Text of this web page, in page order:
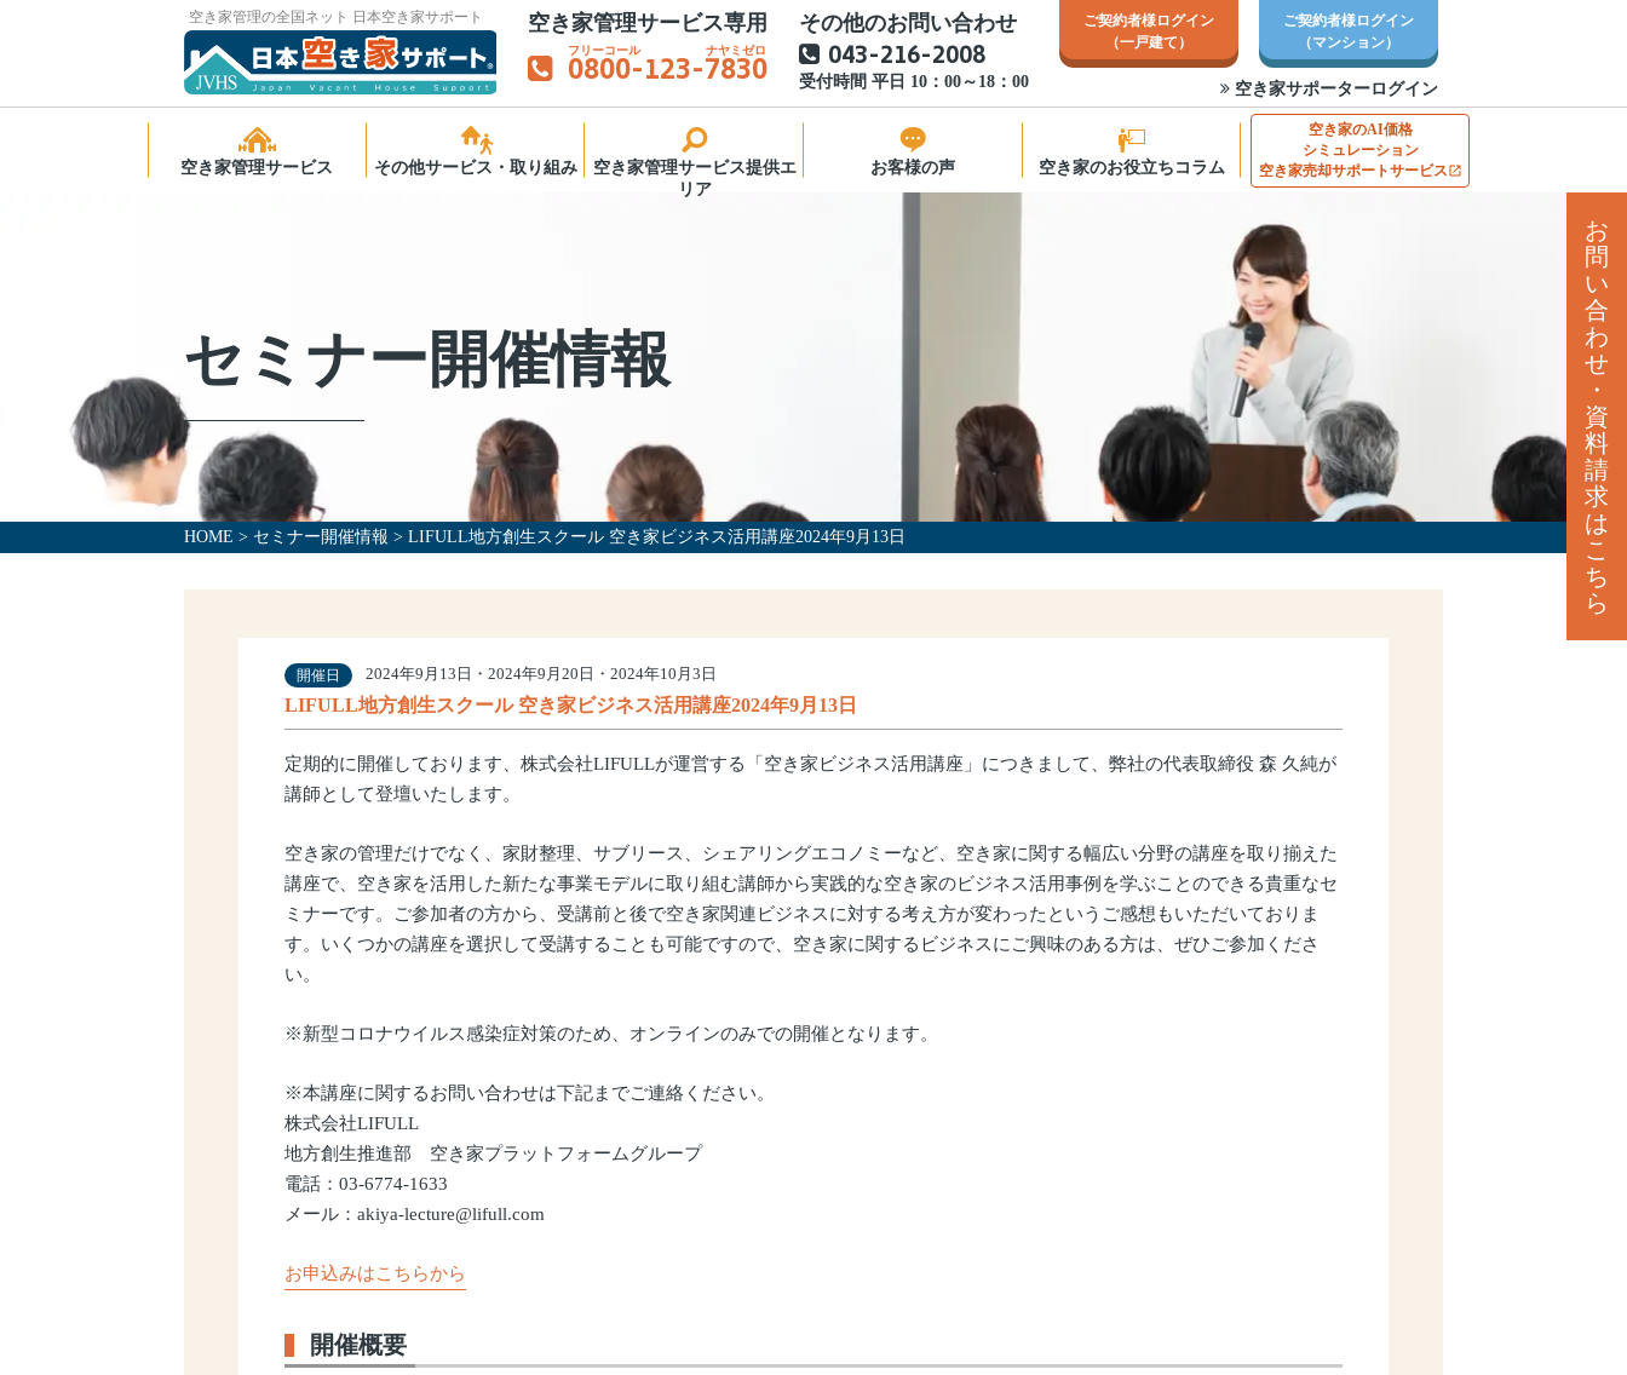
空き家管理の全国ネット 日本空き家サポート 空き家管理サービス専用
0800-123-7830
その他のお問い合わせ
043-216-2008
受付時間 平日 10：00～18：00
ご契約者様ログイン
（一戸建て）
ご契約者様ログイン
（マンション）
空き家サポーターログイン
空き家管理サービス
スタンダードプラス
マンション管理プラン
ご利用までの流れ
よくあるご質問
その他サービス・取り組み
後見人受任者の皆様へ
空き家管理サービス提供エ
リア
お客様の声 空き家のお役立ちコラム
空き家のAI価格
シミュレーション
空き家売却サポートサービス
セミナー開催情報
HOME > セミナー開催情報 > LIFULL地方創生スクール 空き家ビジネス活用講座2024年9月13日
開催日 2024年9月13日・2024年9月20日・2024年10月3日
LIFULL地方創生スクール 空き家ビジネス活用講座2024年9月13日
定期的に開催しております、株式会社LIFULLが運営する「空き家ビジネス活用講座」につきまして、弊社の代表取締役 森 久純が
講師として登壇いたします。
空き家の管理だけでなく、家財整理、サブリース、シェアリングエコノミーなど、空き家に関する幅広い分野の講座を取り揃えた
講座で、空き家を活用した新たな事業モデルに取り組む講師から実践的な空き家のビジネス活用事例を学ぶことのできる貴重なセ
ミナーです。ご参加者の方から、受講前と後で空き家関連ビジネスに対する考え方が変わったというご感想もいただいておりま
す。いくつかの講座を選択して受講することも可能ですので、空き家に関するビジネスにご興味のある方は、ぜひご参加くださ
い。
※新型コロナウイルス感染症対策のため、オンラインのみでの開催となります。
※本講座に関するお問い合わせは下記までご連絡ください。
株式会社LIFULL
地方創生推進部 空き家プラットフォームグループ
電話：03-6774-1633
メール：akiya-lecture@lifull.com
お申込みはこちらから
開催概要
お
問
い
合
わ
せ
・
資
料
請
求
は
こ
ち
ら